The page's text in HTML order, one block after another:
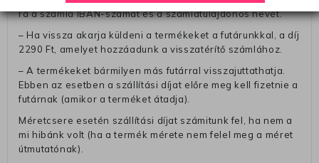
rá a számla IBAN-számát és a számlatulajdonos nevét.
– Ha vissza akarja küldeni a termékeket a futárunkkal, a díj
2290 Ft, amelyet hozzáadunk a visszatérítő számlához.
– A termékeket bármilyen más futárral visszajuttathatja.
Ebben az esetben a szállítási díjat előre meg kell fizetnie a
futárnak (amikor a terméket átadja).
Méretcsere esetén szállítási díjat számitunk fel, ha nem a
mi hibánk volt (ha a termék mérete nem felel meg a méret
útmutatónak).